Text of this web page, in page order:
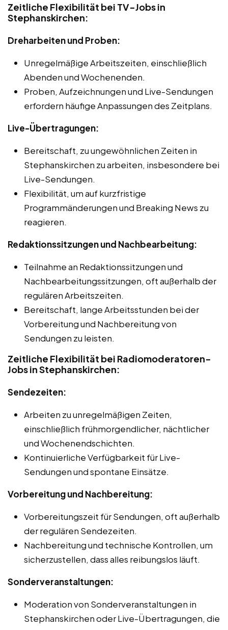
Zeitliche Flexibilität bei TV-Jobs in
Stephanskirchen:
Dreharbeiten und Proben:
Unregelmäßige Arbeitszeiten, einschließlich
Abenden und Wochenenden.
Proben, Aufzeichnungen und Live-Sendungen
erfordern häufige Anpassungen des Zeitplans.
Live-Übertragungen:
Bereitschaft, zu ungewöhnlichen Zeiten in
Stephanskirchen zu arbeiten, insbesondere bei
Live-Sendungen.
Flexibilität, um auf kurzfristige
Programmänderungen und Breaking News zu
reagieren.
Redaktionssitzungen und Nachbearbeitung:
Teilnahme an Redaktionssitzungen und
Nachbearbeitungssitzungen, oft außerhalb der
regulären Arbeitszeiten.
Bereitschaft, lange Arbeitsstunden bei der
Vorbereitung und Nachbereitung von
Sendungen zu leisten.
Zeitliche Flexibilität bei Radiomoderatoren-
Jobs in Stephanskirchen:
Sendezeiten:
Arbeiten zu unregelmäßigen Zeiten,
einschließlich frühmorgendlicher, nächtlicher
und Wochenendschichten.
Kontinuierliche Verfügbarkeit für Live-
Sendungen und spontane Einsätze.
Vorbereitung und Nachbereitung:
Vorbereitungszeit für Sendungen, oft außerhalb
der regulären Sendezeiten.
Nachbereitung und technische Kontrollen, um
sicherzustellen, dass alles reibungslos läuft.
Sonderveranstaltungen:
Moderation von Sonderveranstaltungen in
Stephanskirchen oder Live-Übertragungen, die